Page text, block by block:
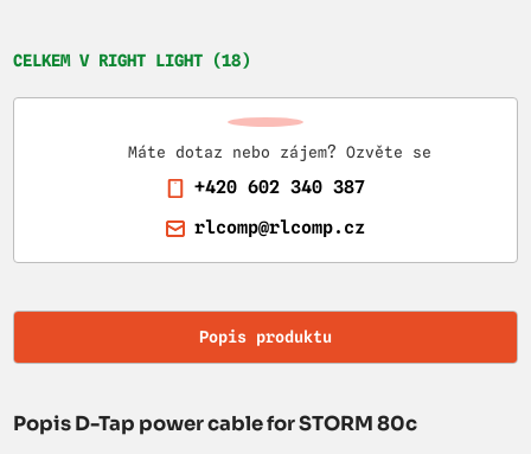
CELKEM V RIGHT LIGHT (18)
Máte dotaz nebo zájem? Ozvěte se
+420 602 340 387
rlcomp@rlcomp.cz
Popis produktu
Popis D-Tap power cable for STORM 80c